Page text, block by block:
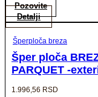
Pozovite
Detalji
Šperploča breza
Šper ploča
PARQUET -
1.996,56 RSD